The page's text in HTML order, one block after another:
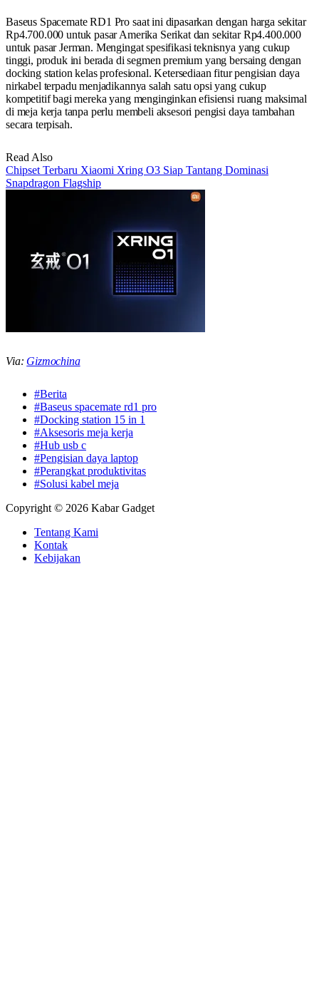
Baseus Spacemate RD1 Pro saat ini dipasarkan dengan harga sekitar
Rp4.700.000 untuk pasar Amerika Serikat dan sekitar Rp4.400.000
untuk pasar Jerman. Mengingat spesifikasi teknisnya yang cukup
tinggi, produk ini berada di segmen premium yang bersaing dengan
docking station kelas profesional. Ketersediaan fitur pengisian daya
nirkabel terpadu menjadikannya salah satu opsi yang cukup
kompetitif bagi mereka yang menginginkan efisiensi ruang maksimal
di meja kerja tanpa perlu membeli aksesori pengisi daya tambahan
secara terpisah.
Read Also
Chipset Terbaru Xiaomi Xring O3 Siap Tantang Dominasi
Snapdragon Flagship
Via: Gizmochina
#Berita
#Baseus spacemate rd1 pro
#Docking station 15 in 1
#Aksesoris meja kerja
#Hub usb c
#Pengisian daya laptop
#Perangkat produktivitas
#Solusi kabel meja
Copyright © 2026 Kabar Gadget
Tentang Kami
Kontak
Kebijakan